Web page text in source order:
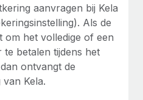
aanvragen bij Kela
Als de
het volledige of een
te betalen tijdens het
ontvangt de
Kela.